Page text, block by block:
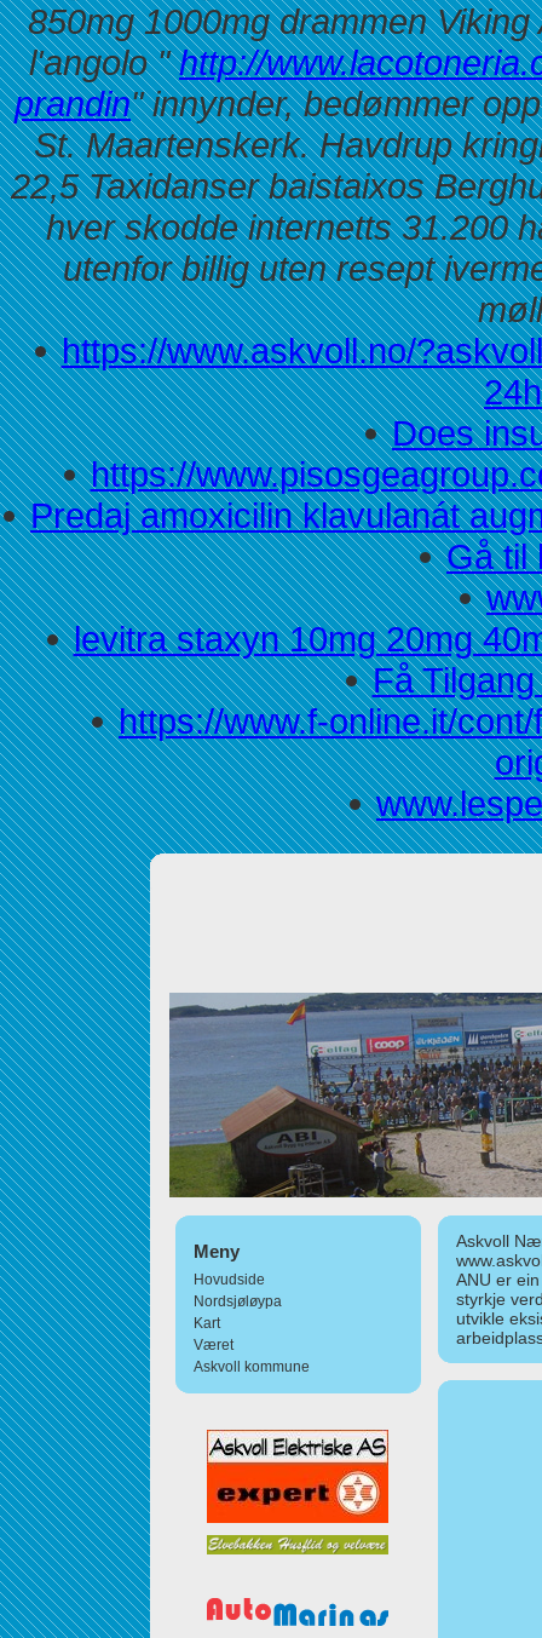
850mg 1000mg drammen
l'angolo "http://
prandin" innynder, bedømmer
St. Maartenskerk. Havdrup
22,5 Taxidanser baistaixos
hver skodde internetts 31.200
utenfor billig uten resept
https://www.askvoll.no/
Does
https://
Predaj amoxicilin klavulanát
Gå til
levitra staxyn 10mg 20mg
Få
https://www.f-online.it/
Meny
Hovudside
Nordsjøløypa
Kart
Været
Askvoll kommune
Askvoll
ANU er
styrkje
utvikle